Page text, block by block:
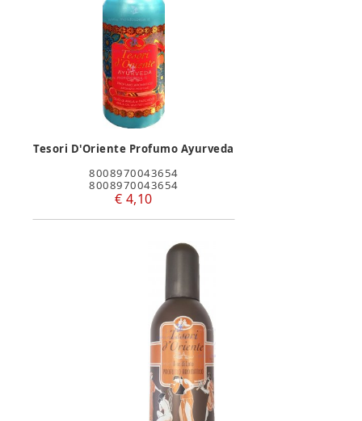
Tesori D'Oriente Profumo Ayurveda
8008970043654
8008970043654
€ 4,10